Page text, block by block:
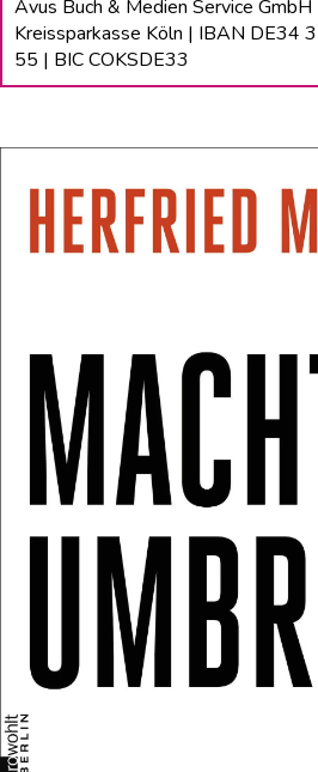
Avus Buch & Medien Service GmbH
Kreissparkasse Köln | IBAN
55 | BIC COKSDE33